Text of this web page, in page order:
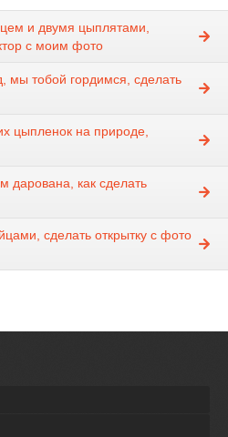
и двумя цыплятами,
с моим фото
тобой гордимся, сделать
цыпленок на природе,
дарована, как сделать
сделать открытку с фото